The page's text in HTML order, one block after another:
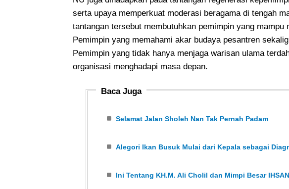
serta upaya memperkuat moderasi beragama di tengah
tantangan tersebut membutuhkan pemimpin yang
Pemimpin yang memahami akar budaya pesantren
Pemimpin yang tidak hanya menjaga warisan ulama
organisasi menghadapi masa depan.
Baca Juga
Selamat Jalan Sholeh Nan Tak Pernah Padam
Alegori Ikan Busuk Mulai dari Kepala sebagai
Ini Tentang KH.M. Ali Cholil dan Mimpi Besar IHSAN